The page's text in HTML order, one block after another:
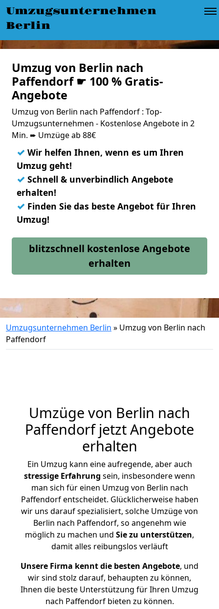
Umzugsunternehmen
Berlin
Umzug von Berlin nach
Paffendorf ☛ 100 % Gratis-
Angebote
Umzug von Berlin nach Paffendorf : Top-
Umzugsunternehmen - Kostenlose Angebote in 2
Min. ➨ Umzüge ab 88€
✓ Wir helfen Ihnen, wenn es um Ihren
Umzug geht!
✓ Schnell & unverbindlich Angebote
erhalten!
✓ Finden Sie das beste Angebot für Ihren
Umzug!
blitzschnell kostenlose Angebote
erhalten
Umzugsunternehmen Berlin » Umzug von Berlin nach
Paffendorf
Umzüge von Berlin nach
Paffendorf jetzt Angebote
erhalten
Ein Umzug kann eine aufregende, aber auch
stressige Erfahrung sein, insbesondere wenn
man sich für einen Umzug von Berlin nach
Paffendorf entscheidet. Glücklicherweise haben
wir uns darauf spezialisiert, solche Umzüge von
Berlin nach Paffendorf, so angenehm wie
möglich zu machen und Sie zu unterstützen,
damit alles reibungslos verläuft
Unsere Firma kennt die besten Angebote, und
wir sind stolz darauf, behaupten zu können,
Ihnen die beste Unterstützung für Ihren Umzug
nach Paffendorf bieten zu können.